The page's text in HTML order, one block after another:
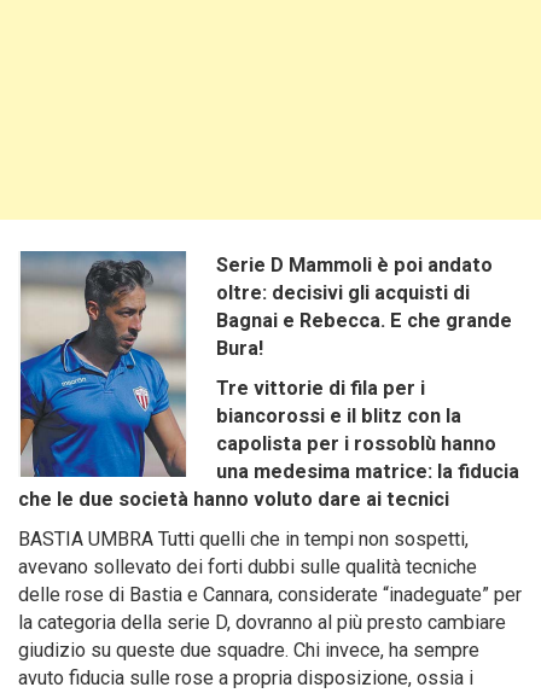
Serie D Mammoli è poi andato
oltre: decisivi gli acquisti di
Bagnai e Rebecca. E che grande
Bura!
Tre vittorie di fila per i
biancorossi e il blitz con la
capolista per i rossoblù hanno
una medesima matrice: la fiducia
che le due società hanno voluto dare ai tecnici
BASTIA UMBRA Tutti quelli che in tempi non sospetti,
avevano sollevato dei forti dubbi sulle qualità tecniche
delle rose di Bastia e Cannara, considerate “inadeguate” per
la categoria della serie D, dovranno al più presto cambiare
giudizio su queste due squadre. Chi invece, ha sempre
avuto fiducia sulle rose a propria disposizione, ossia i